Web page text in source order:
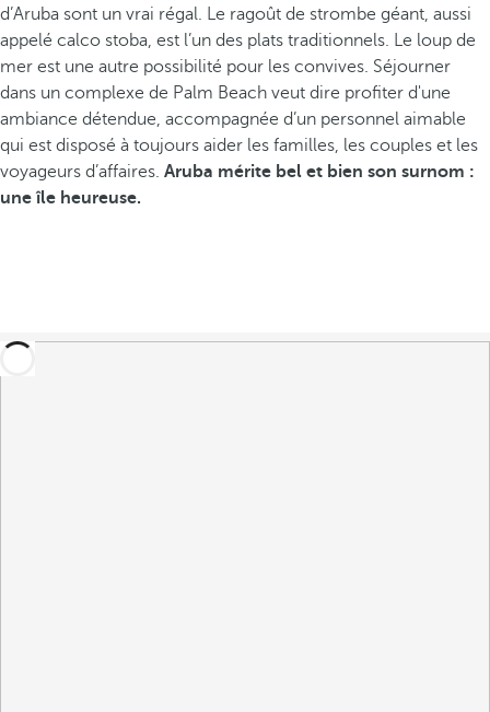
d’Aruba sont un vrai régal. Le ragoût de strombe géant, aussi
appelé calco stoba, est l’un des plats traditionnels. Le loup de
mer est une autre possibilité pour les convives. Séjourner
dans un complexe de Palm Beach veut dire profiter d'une
ambiance détendue, accompagnée d’un personnel aimable
qui est disposé à toujours aider les familles, les couples et les
voyageurs d’affaires. Aruba mérite bel et bien son surnom :
une île heureuse.